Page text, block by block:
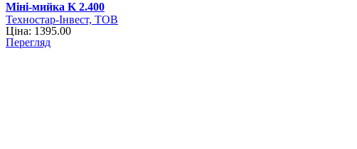
Міні-мийка K 2.400
Техностар-Інвест, ТОВ
Ціна: 1395.00
Перегляд